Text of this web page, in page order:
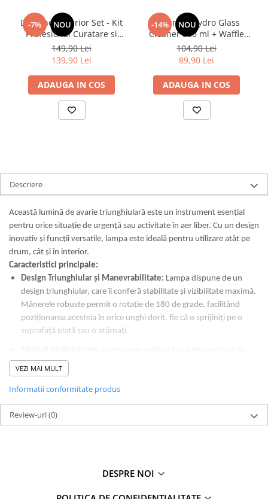
-7% NOU
Deturner Interior Set - Kit
Profesional Curatare si
Protectie Interior Auto cu
Accesorii Incluse, Finisaj
Satinat - ideal Cadou
149,90 Lei
139,90 Lei
ADAUGA IN COS
-14% NOU
Deturner Hydro Glass
Cleaner 500 ml + Waffle
Glass Microfiber - Set
Curatare Geamuri Auto
104,90 Lei
89,90 Lei
ADAUGA IN COS
Descriere
Această lumină de avarie triunghiulară este un instrument esențial
pentru orice situație de urgență sau activitate în aer liber. Cu un design
inovativ și funcții versatile, lampa este ideală pentru utilizare atât pe
drum, cât și în interior.
Caracteristici principale:
Design Triunghiular și Manevrabilitate: Lampa dispune de un
design triunghiular, care îi conferă stabilitate și vizibilitate maximă.
Mânerele robuste permit o rotație de 180 de grade, facilitând
poziționarea acesteia în orice unghi dorit, fie că o sprijiniți pe o
suprafață plată sau o atârnați.
iluminare:
Luminozitate ridicată
Luminozitate scăzută
Lumina roșie
condiții dure. Este rezistentă la apă, având o izolație bună care îi
VEZI MAI MULT
Informatii conformitate produs
Review-uri(0)
DESPRE NOI